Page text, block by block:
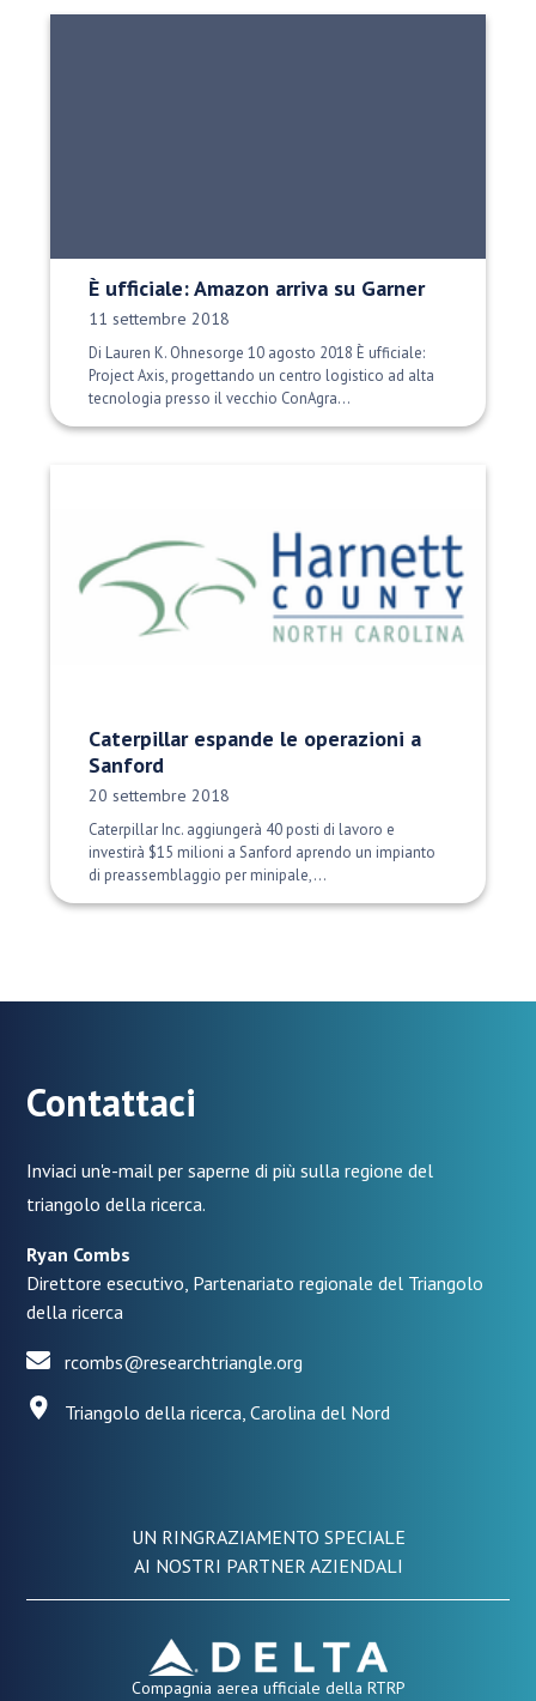
È ufficiale: Amazon arriva su Garner
Data di pubblicazione:
11 settembre 2018
Di Lauren K. Ohnesorge 10 agosto 2018 È ufficiale:
Project Axis, progettando un centro logistico ad alta
tecnologia presso il vecchio ConAgra...
Caterpillar espande le operazioni a
Sanford
Data di pubblicazione:
20 settembre 2018
Caterpillar Inc. aggiungerà 40 posti di lavoro e
investirà $15 milioni a Sanford aprendo un impianto
di preassemblaggio per minipale,...
Contattaci
Inviaci un'e-mail per saperne di più sulla regione del
triangolo della ricerca.
Ryan Combs
Direttore esecutivo, Partenariato regionale del Triangolo
della ricerca
rcombs@researchtriangle.org
Triangolo della ricerca, Carolina del Nord
UN RINGRAZIAMENTO SPECIALE
AI NOSTRI PARTNER AZIENDALI
Compagnia aerea ufficiale della RTRP